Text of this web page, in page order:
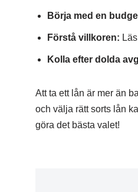
Börja med en
Förstå villkoren:
Kolla efter dolda
Att ta ett lån är mer än
och välja rätt sorts lån
göra det bästa valet!